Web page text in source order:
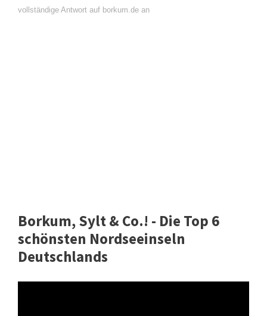
vollständige Antwort auf borkum.de an
Borkum, Sylt & Co.! - Die Top 6
schönsten Nordseeinseln
Deutschlands